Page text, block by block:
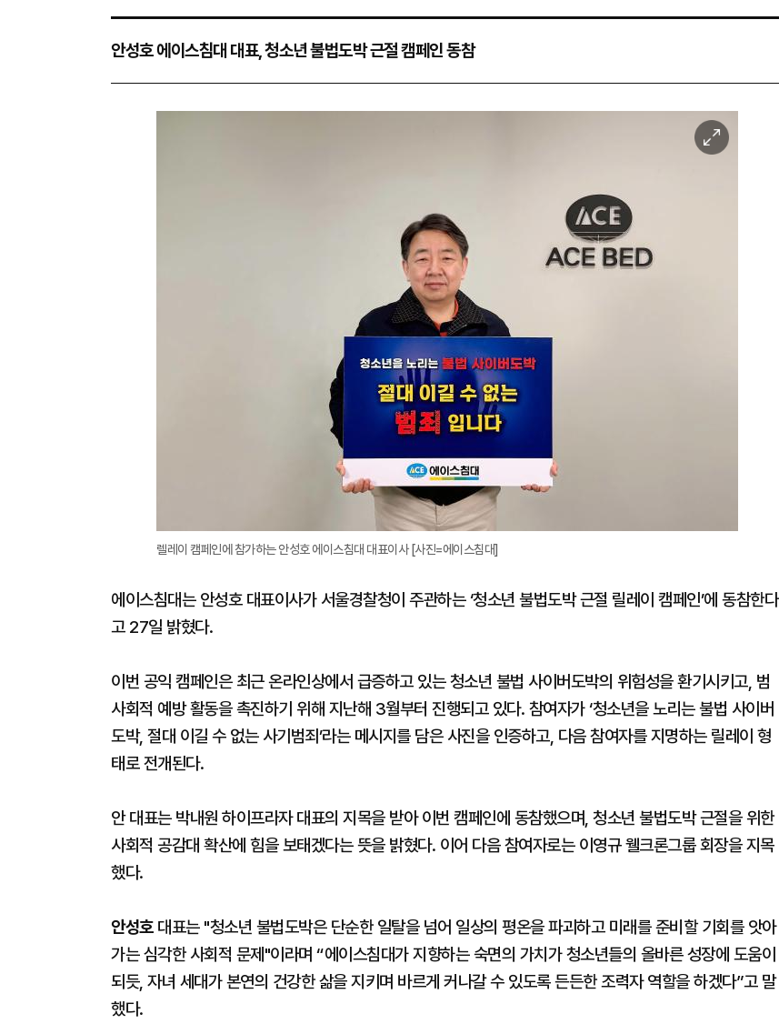
안성호 에이스침대 대표, 청소년 불법도박 근절 캠페인 동참
이
미
렐레이 캠페인에 참가하는 안성호 에이스침대 대표이사 [사진=에이스침대]
에이스침대는 안성호 대표이사가 서울경찰청이 주관하는 ‘청소년 불법도박 근절 릴레이 캠페인’에 동참한다
고 27일 밝혔다.
이번 공익 캠페인은 최근 온라인상에서 급증하고 있는 청소년 불법 사이버도박의 위험성을 환기시키고, 범
사회적 예방 활동을 촉진하기 위해 지난해 3월부터 진행되고 있다. 참여자가 ‘청소년을 노리는 불법 사이버
도박, 절대 이길 수 없는 사기범죄’라는 메시지를 담은 사진을 인증하고, 다음 참여자를 지명하는 릴레이 형
태로 전개된다.
안 대표는 박내원 하이프라자 대표의 지목을 받아 이번 캠페인에 동참했으며, 청소년 불법도박 근절을 위한
사회적 공감대 확산에 힘을 보태겠다는 뜻을 밝혔다. 이어 다음 참여자로는 이영규 웰크론그룹 회장을 지목
했다.
안성호대표는 "청소년 불법도박은 단순한 일탈을 넘어 일상의 평온을 파괴하고 미래를 준비할 기회를 앗아
가는 심각한 사회적 문제"이라며 “에이스침대가 지향하는 숙면의 가치가 청소년들의 올바른 성장에 도움이
되듯, 자녀 세대가 본연의 건강한 삶을 지키며 바르게 커나갈 수 있도록 든든한 조력자 역할을 하겠다”고 말
했다.